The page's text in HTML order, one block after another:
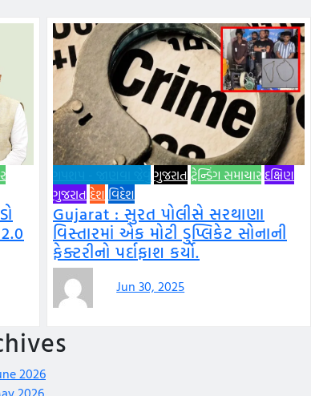
ગુજરાત ટ્રેન્ડિંગ સમાચાર દક્ષિણ
ગુજરાત દેશ વિદેશ
Gujarat : સુરત પોલીસે સરથાણા
વિસ્તારમાં એક મોટી ડુપ્લિકેટ સોનાની
ફેક્ટરીનો પર્દાફાશ કર્યો.
Jun 30, 2025
2026